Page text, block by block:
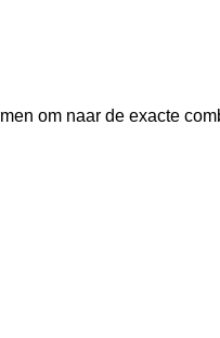
om naar de exacte